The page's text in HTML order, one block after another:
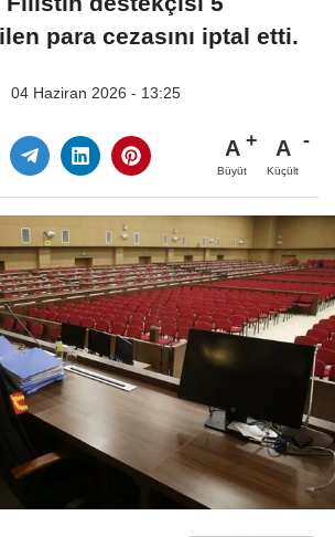
para cezasını iptal etti.
04 Haziran 2026 - 13:25
A
Büyüt
A
Küçült